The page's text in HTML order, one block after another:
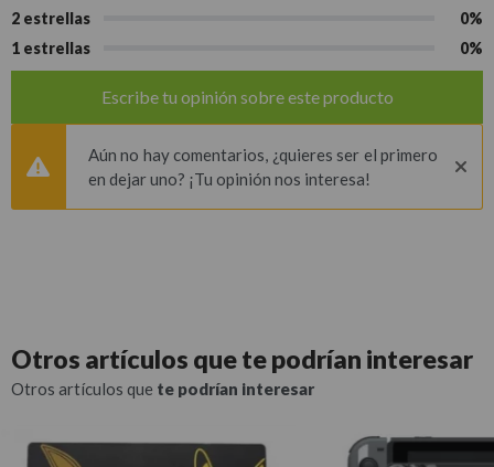
2 estrellas
0%
1 estrellas
0%
Escribe tu opinión sobre este producto
Aún no hay comentarios, ¿quieres ser el primero
en dejar uno? ¡Tu opinión nos interesa!
Otros artículos quete podrían interesar
Otros artículos que te podrían interesar